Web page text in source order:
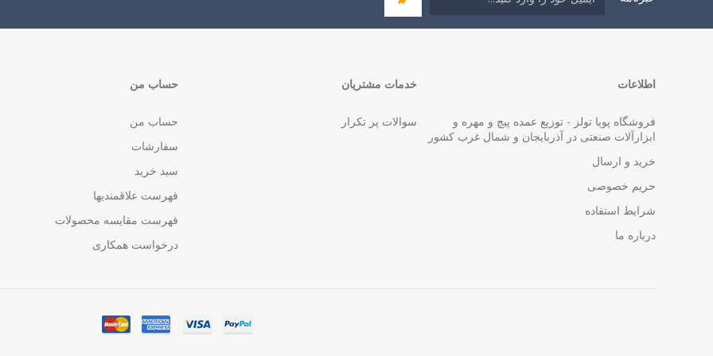
اطلاعات
فروشگاه پویا تولز - توزیع عمده پیچ و مهره و
ابزارآلات صنعتی در آذربایجان و شمال غرب کشور
خرید و ارسال
حریم خصوصی
شرایط استفاده
درباره ما
خدمات مشتریان
سوالات پر تکرار
حساب من
حساب من
سفارشات
سبد خرید
فهرست علاقمندیها
فهرست مقایسه محصولات
درخواست همکاری